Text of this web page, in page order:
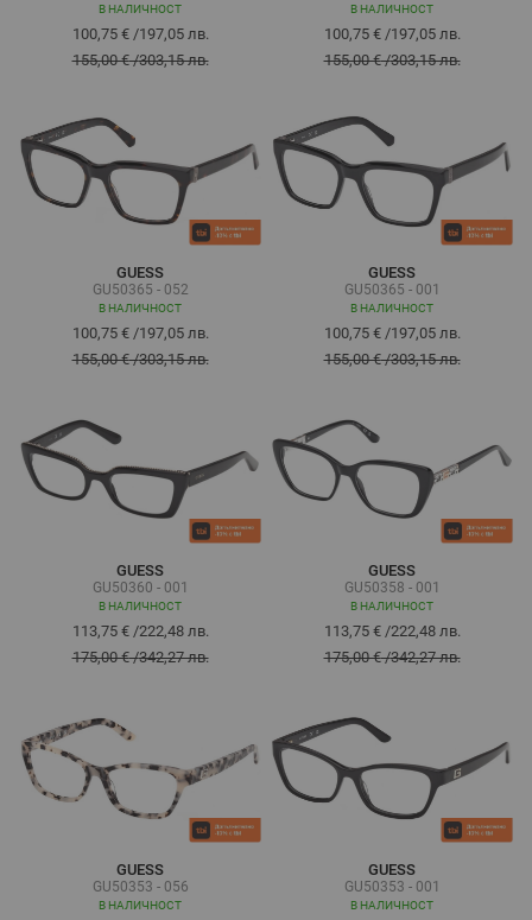
В НАЛИЧНОСТ
100,75 €/197,05 лв.
155,00 €/303,15 лв.
В НАЛИЧНОСТ
100,75 €/197,05 лв.
155,00 €/303,15 лв.
GUESS
GU50365 - 052
В НАЛИЧНОСТ
100,75 €/197,05 лв.
155,00 €/303,15 лв.
GUESS
GU50365 - 001
В НАЛИЧНОСТ
100,75 €/197,05 лв.
155,00 €/303,15 лв.
GUESS
GU50360 - 001
В НАЛИЧНОСТ
113,75 €/222,48 лв.
175,00 €/342,27 лв.
GUESS
GU50358 - 001
В НАЛИЧНОСТ
113,75 €/222,48 лв.
175,00 €/342,27 лв.
GUESS
GU50353 - 056
В НАЛИЧНОСТ
GUESS
GU50353 - 001
В НАЛИЧНОСТ